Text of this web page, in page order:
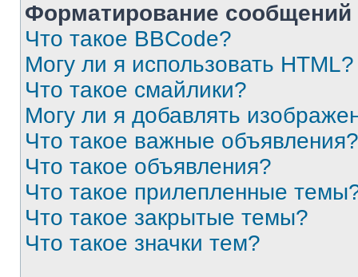
Форматирование
Что такое BBCode?
Могу ли я использовать HTML?
Что такое смайлики?
Могу ли я добавлять
Что такое важные объявления?
Что такое объявления?
Что такое прилепленные
Что такое закрытые темы?
Что такое значки тем?